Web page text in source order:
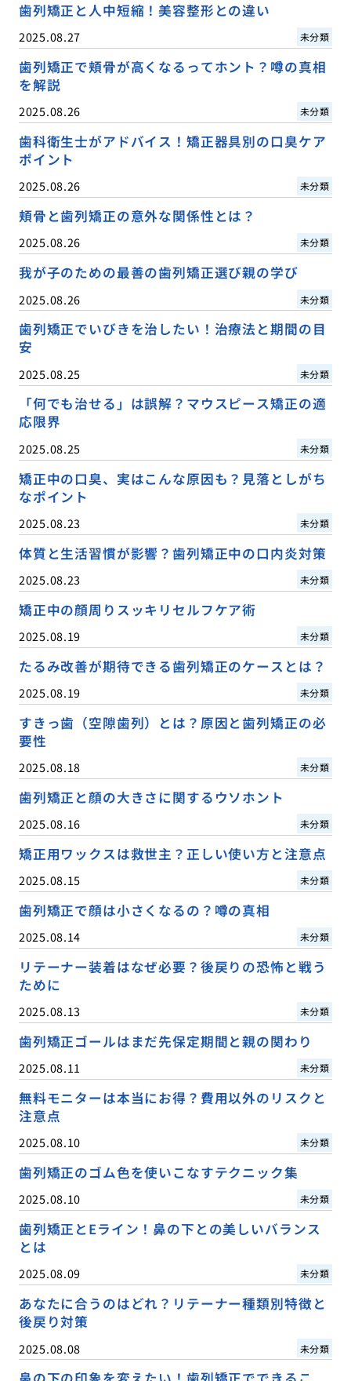
歯列矯正と人中短縮！美容整形との違い
2025.08.27 未分類
歯列矯正で頬骨が高くなるってホント？噂の真相
を解説
2025.08.26 未分類
歯科衛生士がアドバイス！矯正器具別の口臭ケア
ポイント
2025.08.26 未分類
頬骨と歯列矯正の意外な関係性とは？
2025.08.26 未分類
我が子のための最善の歯列矯正選び親の学び
2025.08.26 未分類
歯列矯正でいびきを治したい！治療法と期間の目
安
2025.08.25 未分類
「何でも治せる」は誤解？マウスピース矯正の適
応限界
2025.08.25 未分類
矯正中の口臭、実はこんな原因も？見落としがち
なポイント
2025.08.23 未分類
体質と生活習慣が影響？歯列矯正中の口内炎対策
2025.08.23 未分類
矯正中の顔周りスッキリセルフケア術
2025.08.19 未分類
たるみ改善が期待できる歯列矯正のケースとは？
2025.08.19 未分類
すきっ歯（空隙歯列）とは？原因と歯列矯正の必
要性
2025.08.18 未分類
歯列矯正と顔の大きさに関するウソホント
2025.08.16 未分類
矯正用ワックスは救世主？正しい使い方と注意点
2025.08.15 未分類
歯列矯正で顔は小さくなるの？噂の真相
2025.08.14 未分類
リテーナー装着はなぜ必要？後戻りの恐怖と戦う
ために
2025.08.13 未分類
歯列矯正ゴールはまだ先保定期間と親の関わり
2025.08.11 未分類
無料モニターは本当にお得？費用以外のリスクと
注意点
2025.08.10 未分類
歯列矯正のゴム色を使いこなすテクニック集
2025.08.10 未分類
歯列矯正とEライン！鼻の下との美しいバランス
とは
2025.08.09 未分類
あなたに合うのはどれ？リテーナー種類別特徴と
後戻り対策
2025.08.08 未分類